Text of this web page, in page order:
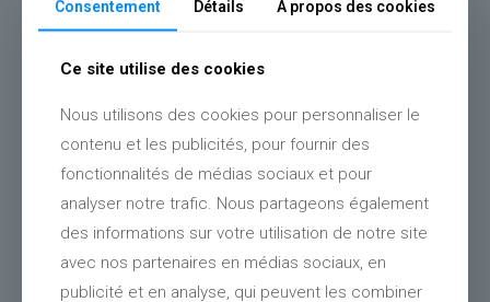
Consentement Détails À propos des cookies
Ce site utilise des cookies
Nous utilisons des cookies pour personnaliser le
contenu et les publicités, pour fournir des
fonctionnalités de médias sociaux et pour
analyser notre trafic. Nous partageons également
des informations sur votre utilisation de notre site
avec nos partenaires en médias sociaux, en
publicité et en analyse, qui peuvent les combiner